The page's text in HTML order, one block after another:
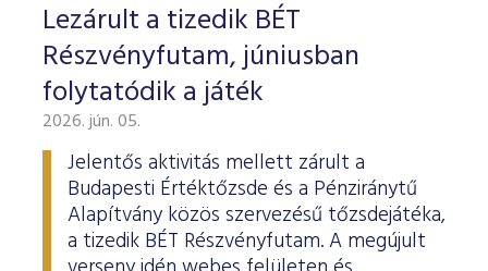
Lezárult a tizedik BÉT
Részvényfutam, júniusban
folytatódik a játék
2026. jún. 05.
Jelentős aktivitás mellett zárult a
Budapesti Értéktőzsde és a Pénziránytű
Alapítvány közös szervezésű tőzsdejátéka,
a tizedik BÉT Részvényfutam. A megújult